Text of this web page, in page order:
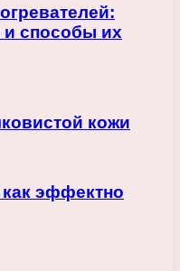
способы их
кожи
эффектно